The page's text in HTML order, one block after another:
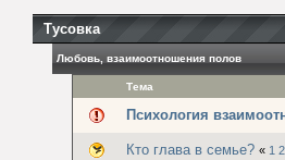
Тусовка
Любовь, взаимоотношения полов
Тема
Психология
Кто глава в семье? « 1 2